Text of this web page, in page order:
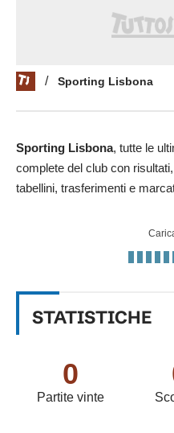
/ Sporting Lisbona
Sporting Lisbona, tutte le
complete del club con
tabellini, trasferimenti e
STATISTICHE
0
Partite vinte